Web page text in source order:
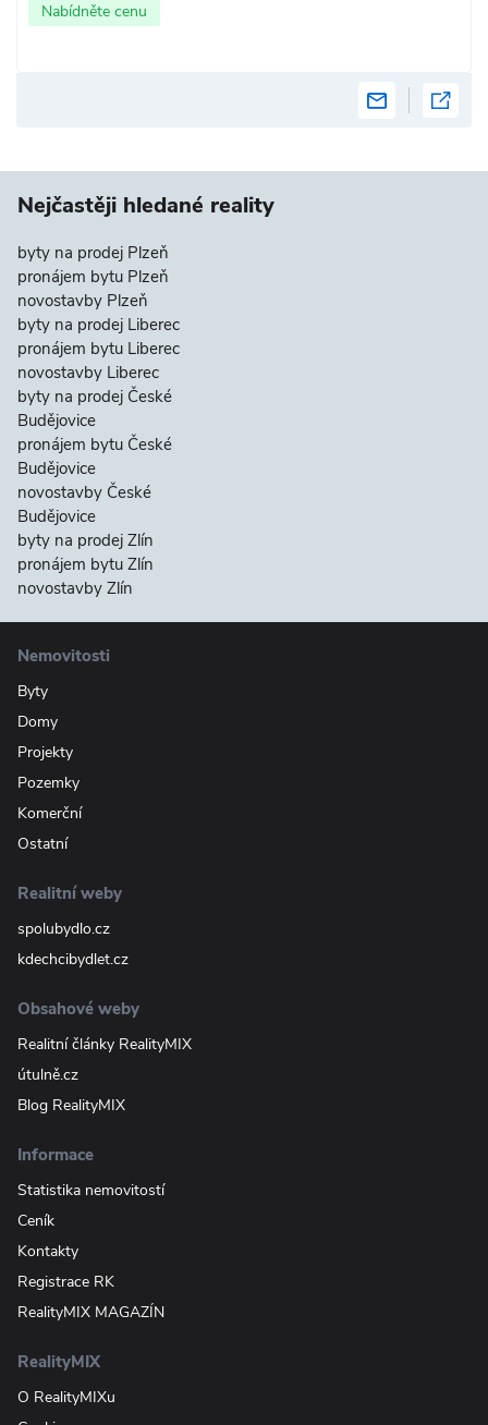
Nabídněte cenu
Nejčastěji hledané reality
byty na prodej Plzeň
pronájem bytu Plzeň
novostavby Plzeň
byty na prodej Liberec
pronájem bytu Liberec
novostavby Liberec
byty na prodej České
Budějovice
pronájem bytu České
Budějovice
novostavby České
Budějovice
byty na prodej Zlín
pronájem bytu Zlín
novostavby Zlín
Nemovitosti
Byty
Domy
Projekty
Pozemky
Komerční
Ostatní
Realitní weby
spolubydlo.cz
kdechcibydlet.cz
Obsahové weby
Realitní články RealityMIX
útulně.cz
Blog RealityMIX
Informace
Statistika nemovitostí
Ceník
Kontakty
Registrace RK
RealityMIX MAGAZÍN
RealityMIX
O RealityMIXu